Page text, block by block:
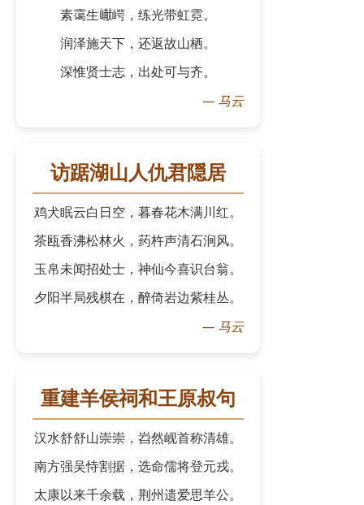
素霭生𪩘崿，练光带虹霓。
润泽施天下，还返故山栖。
深惟贤士志，出处可与齐。
— 马云
访踞湖山人仇君隠居
鸡犬眠云白日空，暮春花木满川红。
茶瓯香沸松林火，药杵声清石涧风。
玉帛未闻招处士，神仙今喜识台翁。
夕阳半局残棋在，醉倚岩边紫桂丛。
— 马云
重建羊侯祠和王原叔句
汉水舒舒山崇崇，岧然岘首称清雄。
南方强吴恃割据，选命儒将登元戎。
太康以来千余载，荆州遗爱思羊公。